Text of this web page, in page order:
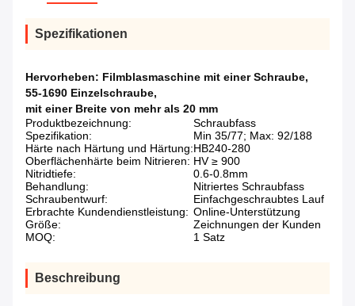
Spezifikationen
Hervorheben: Filmblasmaschine mit einer Schraube,
55-1690 Einzelschraube,
mit einer Breite von mehr als 20 mm
Produktbezeichnung:
Schraubfass
Spezifikation:
Min 35/77; Max: 92/188
Härte nach Härtung und Härtung:HB240-280
Oberflächenhärte beim Nitrieren: HV ≥ 900
Nitridtiefe:
0.6-0.8mm
Behandlung:
Nitriertes Schraubfass
Schraubentwurf:
Einfachgeschraubtes Lauf
Erbrachte Kundendienstleistung: Online-Unterstützung
Größe:
Zeichnungen der Kunden
MOQ:
1 Satz
Beschreibung